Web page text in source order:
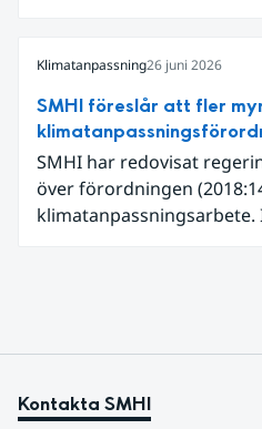
Klimatanpassning26 juni 2026
SMHI föreslår att fler
SMHI har redovisat
över förordningen
Kontakta SMHI